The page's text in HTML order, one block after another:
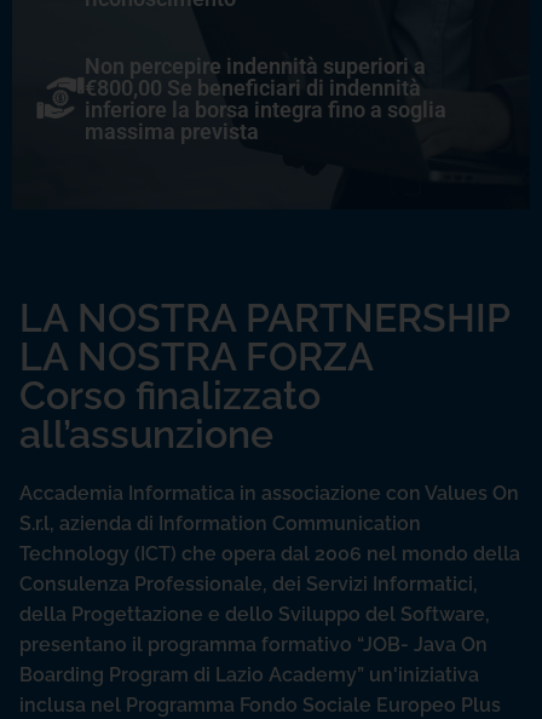
Non percepire indennità superiori a
€800,00 Se beneficiari di indennità
inferiore la borsa integra fino a soglia
massima prevista
LA NOSTRA PARTNERSHIP
LA NOSTRA FORZA
Corso finalizzato
all’assunzione
Accademia Informatica in associazione con Values On
S.r.l, azienda di Information Communication
Technology (ICT) che opera dal 2006 nel mondo della
Consulenza Professionale, dei Servizi Informatici,
della Progettazione e dello Sviluppo del Software,
presentano il programma formativo “JOB- Java On
Boarding Program di Lazio Academy” un'iniziativa
inclusa nel Programma Fondo Sociale Europeo Plus